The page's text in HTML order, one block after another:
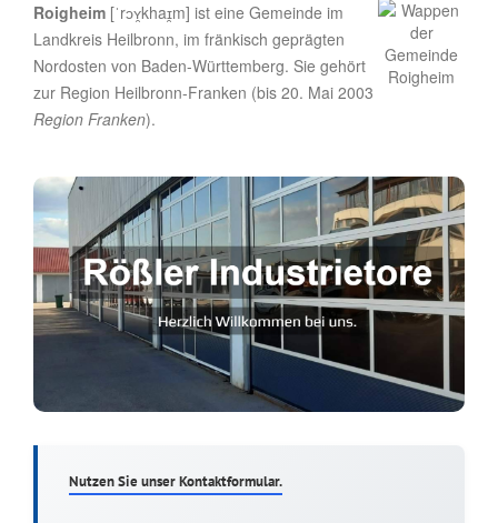
Roigheim [ˈrɔʏ̯khaɪ̯m] ist eine Gemeinde im
Landkreis Heilbronn, im fränkisch geprägten
Nordosten von Baden-Württemberg. Sie gehört
zur Region Heilbronn-Franken (bis 20. Mai 2003
Region Franken).
Nutzen Sie unser Kontaktformular.